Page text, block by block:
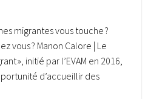
migrantes vous touche ?
vous ? Manon Calore | Le
», initié par l’EVAM en 2016,
d’accueillir des